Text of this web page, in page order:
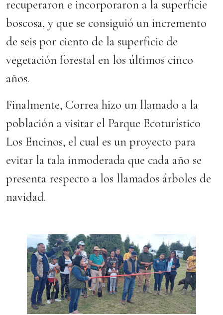
recuperaron e incorporaron a la superficie
boscosa, y que se consiguió un incremento
de seis por ciento de la superficie de
vegetación forestal en los últimos cinco
años.
Finalmente, Correa hizo un llamado a la
población a visitar el Parque Ecoturístico
Los Encinos, el cual es un proyecto para
evitar la tala inmoderada que cada año se
presenta respecto a los llamados árboles de
navidad.